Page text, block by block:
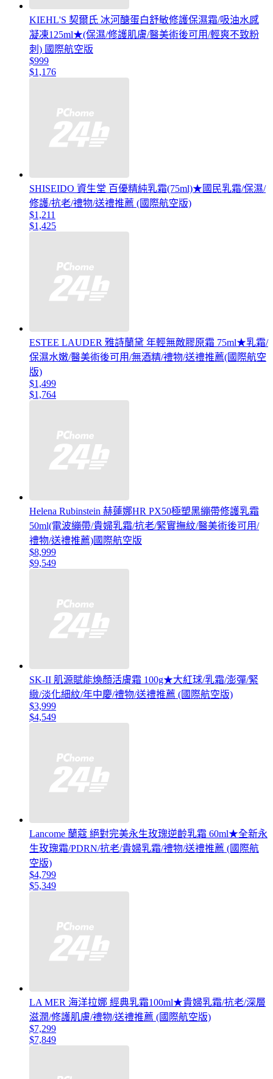
KIEHL'S 契爾氏 冰河醣蛋白舒敏修護保濕霜/吸油水感
凝凍125ml★(保濕/修護肌膚/醫美術後可用/輕爽不致粉
刺) 國際航空版
$999
$1,176
SHISEIDO 資生堂 百優精純乳霜(75ml)★國民乳霜/保濕/
修護/抗老/禮物/送禮推薦 (國際航空版)
$1,211
$1,425
ESTEE LAUDER 雅詩蘭黛 年輕無敵膠原霜 75ml★乳霜/
保濕水嫩/醫美術後可用/無酒精/禮物/送禮推薦(國際航空
版)
$1,499
$1,764
Helena Rubinstein 赫蓮娜HR PX50極塑黑繃帶修護乳霜
50ml(電波繃帶/貴婦乳霜/抗老/緊實撫紋/醫美術後可用/
禮物/送禮推薦)國際航空版
$8,999
$9,549
SK-II 肌源賦能煥顏活膚霜 100g★大紅球/乳霜/澎彈/緊
緻/淡化細紋/年中慶/禮物/送禮推薦 (國際航空版)
$3,999
$4,549
Lancome 蘭蔻 絕對完美永生玫瑰逆齡乳霜 60ml★全新永
生玫瑰霜/PDRN/抗老/貴婦乳霜/禮物/送禮推薦 (國際航
空版)
$4,799
$5,349
LA MER 海洋拉娜 經典乳霜100ml★貴婦乳霜/抗老/深層
滋潤/修護肌膚/禮物/送禮推薦 (國際航空版)
$7,299
$7,849